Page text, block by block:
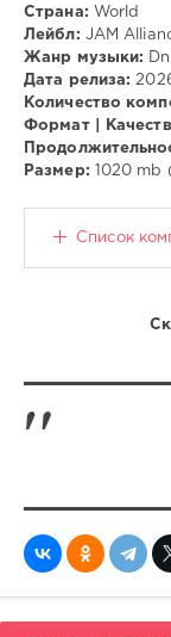
Страна: World
Лейбл: JAM
Жанр музыки:
Дата релиза:
Количество
Формат |
Размер: 1020 mb
Список